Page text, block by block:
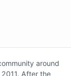
around
After the